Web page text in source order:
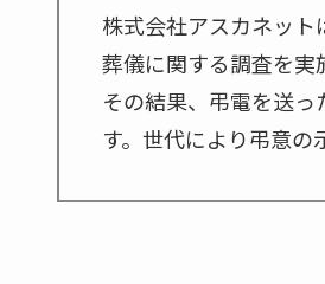
株式会社アスカネッ
葬儀に関する調査を実
その結果、弔電を送
す。世代により弔意の